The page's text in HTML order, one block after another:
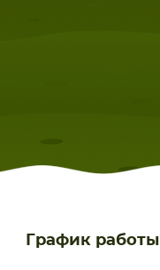
График работы